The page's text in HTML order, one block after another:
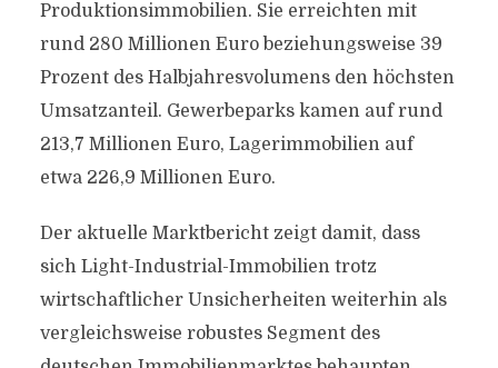
Produktionsimmobilien. Sie erreichten mit
rund 280 Millionen Euro beziehungsweise 39
Prozent des Halbjahresvolumens den höchsten
Umsatzanteil. Gewerbeparks kamen auf rund
213,7 Millionen Euro, Lagerimmobilien auf
etwa 226,9 Millionen Euro.
Der aktuelle Marktbericht zeigt damit, dass
sich Light-Industrial-Immobilien trotz
wirtschaftlicher Unsicherheiten weiterhin als
vergleichsweise robustes Segment des